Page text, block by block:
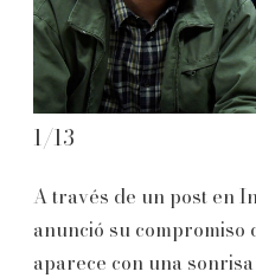
1/13
A través de un post en
anunció su compromiso
aparece con una